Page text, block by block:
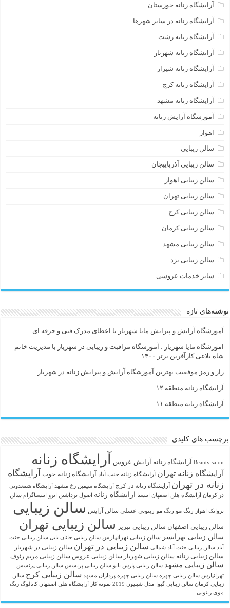
آرایشگاه زنانه خوزستان
آرایشگاه زنانه در سایر شهرها
آرایشگاه زنانه رشت
آرایشگاه زنانه شهریار
آرایشگاه زنانه شیراز
آرایشگاه زنانه کرج
آرایشگاه زنانه مشهد
آموزشگاه آرایش زنانه
اهواز
سالن زیبایی
سالن زیبایی آذرباییجان
سالن زیبایی اهواز
سالن زیبایی تهران
سالن زیبایی کرج
سالن زیبایی کرمان
سالن زیبایی مشهد
سالن زیبایی یزد
سایر خدمات عروسی
نوشته‌های تازه
آموزشگاه آرایش و پیرایش مایا شهریار با اعطای مدرک فنی و حرفه ای
اموزشگاه مایا شهریار : آموزشگاه مراقبت و زیبایی در شهریار با مدیریت خانم
شاه بلاغی کارآفرین برتر ۱۴۰۰
راز و رمز موفقیت بهترین آموزشگاه آرایش و پیرایش زنانه در شهریار
آرایشگاه زنانه منطقه ۱۲
آرایشگاه زنانه منطقه ۱۱
برچسب های کلیدی
Beauty salon آرايشگاه زنانه آرایش عروس آرایشگاه زنانه
آرایشگاه زنانه تهران آرایشگاه زنانه جنت آباد آرایشگاه زنانه خوب آرایشگاه
زنانه در تهران آرایشگاه زنانه در کرج آرایشگاه سیمین رخ مشهد
آرایشگاه شمعدونی
در کرمان آرایشگاه هلن اصفهان اینستا ارایشگاه زنانه اصول برداشتن ابرو اینستاگرام سالن
پروانک اهواز رنگ مو رنگ مو زیتونی عسلی سالن آرایش سالن زیبایی
سالن زیبایی اصفهان سالن زیبایی تبریز سالن زیبایی تهران
سالن زیبایی تهرانسر سالن زیبایی تهرانپارس سالن زیبایی جانان بابل سالن زیبایی جنت
آباد سالن زیبایی جنت آباد شمالی سالن زیبایی در تهران سالن زیبایی در شهریار
سالن زیبایی زنانه سالن زیبایی شهریار سالن زیبایی عروس سالن زیبایی مریم رئوف
سالن زیبایی مشهد سالن زیبایی پارس بانو سالن زیبایی پرنسس سالن زیبایی پرنسس
تهرانپارس سالن زیبایی چهره سالن زیبایی چهره پردازان مشهد سالن زیبایی کرج سالن
زیبایی کرمان سالن زیبایی گیوا مدل شینیون 2019 نمونه کار آرایشگاه هلن اصفهان کاتالوگ رنگ
موی زیتونی